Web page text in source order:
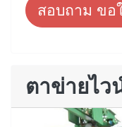
สอบถาม ขอ
ตาข่ายไว